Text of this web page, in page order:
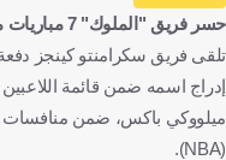
حسر فريق "الملوك" 7 مباريات من أصل تسع غاب عنها لافين بعد إصابته.
تلقى فريق سكرامنتو كينجز
إدراج اسمه ضمن قائمة
ميلووكي باكس، ضمن منافسات
(NBA).